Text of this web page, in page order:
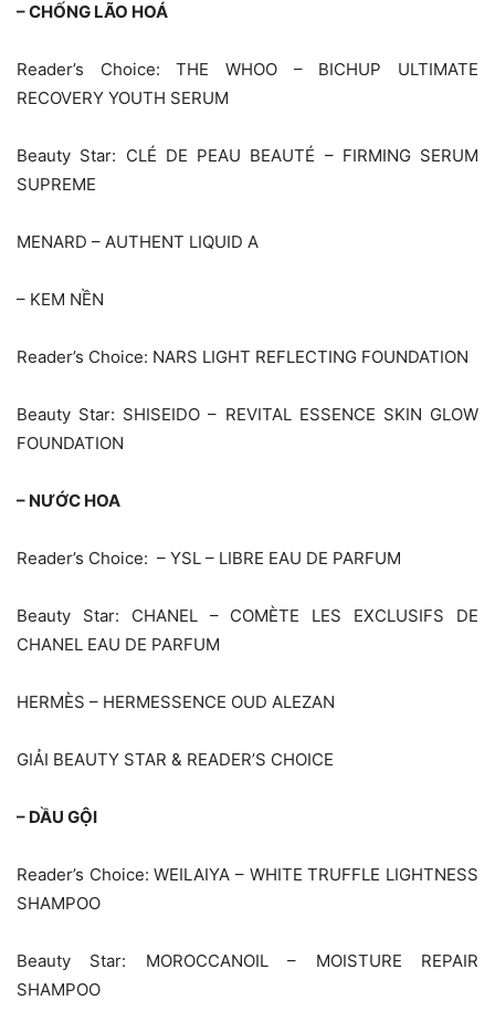
– CHỐNG LÃO HOÁ
Reader’s Choice: THE WHOO – BICHUP ULTIMATE
RECOVERY YOUTH SERUM
Beauty Star: CLÉ DE PEAU BEAUTÉ – FIRMING SERUM
SUPREME
MENARD – AUTHENT LIQUID A
– KEM NỀN
Reader’s Choice: NARS LIGHT REFLECTING FOUNDATION
Beauty Star: SHISEIDO – REVITAL ESSENCE SKIN GLOW
FOUNDATION
– NƯỚC HOA
Reader’s Choice: – YSL – LIBRE EAU DE PARFUM
Beauty Star: CHANEL – COMÈTE LES EXCLUSIFS DE
CHANEL EAU DE PARFUM
HERMÈS – HERMESSENCE OUD ALEZAN
GIẢI BEAUTY STAR & READER’S CHOICE
– DẦU GỘI
Reader’s Choice: WEILAIYA – WHITE TRUFFLE LIGHTNESS
SHAMPOO
Beauty Star: MOROCCANOIL – MOISTURE REPAIR
SHAMPOO